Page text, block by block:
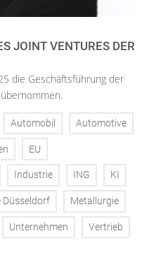
JOINT VENTURES DER
die Geschäftsführung der
Automobil Automotive
EU
Industrie ING KI
Düsseldorf Metallurgie
Unternehmen Vertrieb